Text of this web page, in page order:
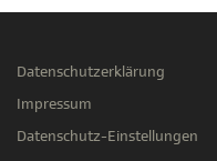
Datenschutzerklärung
Impressum
Datenschutz-Einstellungen